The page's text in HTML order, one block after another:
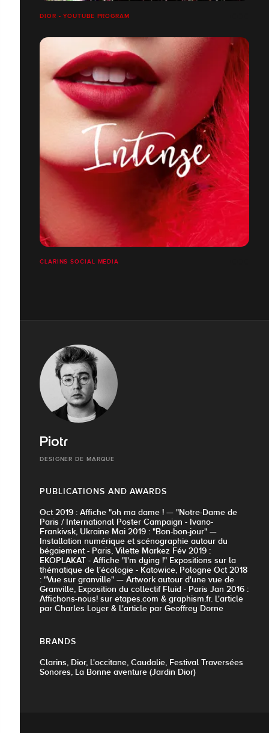
DIOR - YOUTUBE PROGRAM
CLARINS SOCIAL MÉDIA
Piotr
DESIGNER DE MARQUE
PUBLICATIONS AND AWARDS
Oct 2019 : Affiche "oh ma dame ! — "Notre-Dame de
Paris / International Poster Campaign - Ivano-
Frankivsk, Ukraine Mai 2019 : "Bon-bon-jour" —
Installation numérique et scénographie autour du
bégaiement - Paris, Vilette Markez Fév 2019 :
EKOPLAKAT - Affiche "I'm dying !" Expositions sur la
thématique de l'écologie - Katowice, Pologne Oct 2018
: "Vue sur granville" — Artwork autour d'une vue de
Granville, Exposition du collectif Fluid - Paris Jan 2016 :
Affichons-nous! sur etapes.com & graphism.fr. L'article
par Charles Loyer & L'article par Geoffrey Dorne
BRANDS
Clarins, Dior, L'occitane, Caudalie, Festival Traversées
Sonores, La Bonne aventure (Jardin Dior)